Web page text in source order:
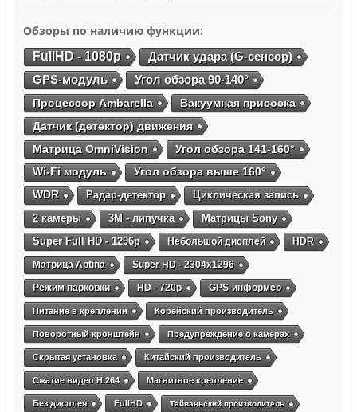
Обзоры по наличию функции:
FullHD - 1080p
Датчик удара (G-сенсор)
GPS-модуль
Угол обзора 90-140°
Процессор Ambarella
Вакуумная присоска
Датчик (детектор) движения
Матрица OmniVision
Угол обзора 141-160°
Wi-Fi модуль
Угол обзора выше 160°
WDR
Радар-детектор
Циклическая запись
2 камеры
3М - липучка Матрицы Sony
Super Full HD - 1296p Небольшой дисплей HDR
Матрица Aptina Super HD - 2304х1296
Режим парковки HD - 720p GPS-информер
Питание в креплении Корейский производитель
Поворотный кронштейн Предупреждение о камерах
Скрытая установка Китайский производитель
Сжатие видео H.264 Магнитное крепление
Без дисплея FullHD Тайваньский производитель